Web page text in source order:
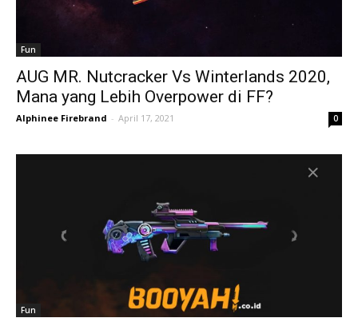
Fun
AUG MR. Nutcracker Vs Winterlands 2020,
Mana yang Lebih Overpower di FF?
Alphinee Firebrand - April 17, 2021 0
Fun